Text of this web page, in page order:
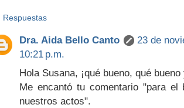
Respuestas
Dra. Aida Bello Canto
23 de
10:21 p.m.
Hola Susana, ¡qué bueno, qué
Me encantó tu comentario "para
nuestros actos".